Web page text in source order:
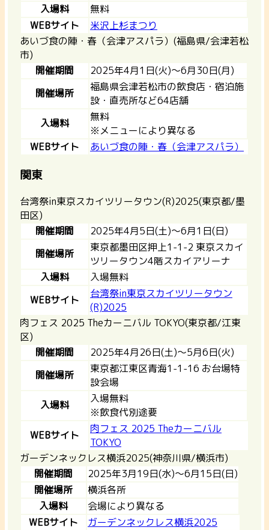
入場料
無料
WEBサイト
米沢上杉まつり
あいづ食の陣・春（会津アスパラ）(福島県/会津若松
市)
開催期間
2025年4月1日(火)～6月30日(月)
開催場所
福島県会津若松市の飲食店・宿泊施
設・直売所など64店舗
入場料
無料
※メニューにより異なる
WEBサイト
あいづ食の陣・春（会津アスパラ）
関東
台湾祭in東京スカイツリータウン(R)2025(東京都/墨
田区)
開催期間
2025年4月5日(土)～6月1日(日)
開催場所
東京都墨田区押上1-1-2 東京スカイ
ツリータウン4階スカイアリーナ
入場料
入場無料
WEBサイト
台湾祭in東京スカイツリータウン
(R)2025
肉フェス 2025 Theカーニバル TOKYO(東京都/江東
区)
開催期間
2025年4月26日(土)～5月6日(火)
開催場所
東京都江東区青海1-1-16 お台場特
設会場
入場料
入場無料
※飲食代別途要
WEBサイト
肉フェス 2025 Theカーニバル
TOKYO
ガーデンネックレス横浜2025(神奈川県/横浜市)
開催期間
2025年3月19日(水)～6月15日(日)
開催場所
横浜各所
入場料
会場により異なる
WEBサイト
ガーデンネックレス横浜2025